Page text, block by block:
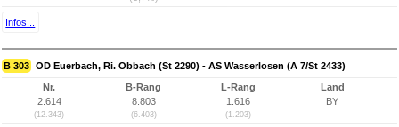
Infos...
B 303 OD Euerbach, Ri. Obbach (St 2290) - AS Wasserlosen (A 7/St 2433)
Nr.
2.614
(12.343)
B-Rang
8.803
(6.403)
L-Rang
1.616
(1.203)
Land
BY